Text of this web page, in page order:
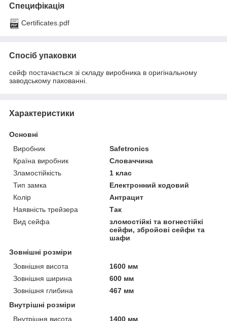
Специфікація
Certificates.pdf
Спосіб упаковки
сейф постачається зі складу виробника в оригінальному
заводському пакованні.
Характеристики
Основні
Виробник
Safetronics
Країна виробник
Словаччина
Зламостійкість
1 клас
Тип замка
Електронний кодовий
Колір
Антрацит
Наявність трейзера
Так
Вид сейфа
зломостійкі та вогнестійкі
сейфи, збройові сейфи та
шафи
Зовнішні розміри
Зовнішня висота
1600 мм
Зовнішня ширина
600 мм
Зовнішня глибина
467 мм
Внутрішні розміри
Внутрішня висота
1400 мм